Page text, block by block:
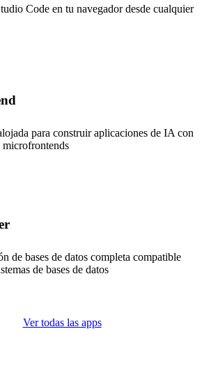
Code en tu navegador desde cualquier
para construir aplicaciones de IA con
de bases de datos completa compatible
de bases de datos
Ver todas las apps